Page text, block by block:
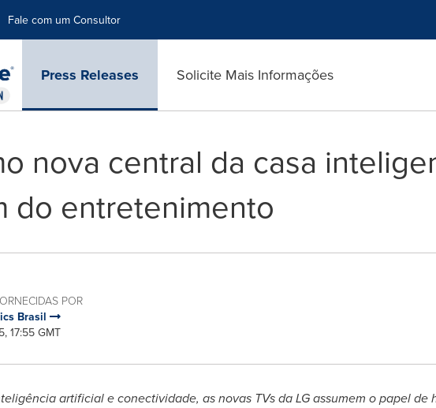
Fale com um Consultor
Press Releases Solicite Mais Informações
nova central da casa
do entretenimento
POR
Brasil
17:55 GMT
artificial e conectividade, as novas TVs da LG assumem o papel